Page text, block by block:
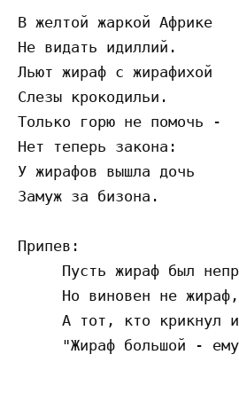
В желтой жаркой Африке
Не видать идиллий.
Льют жираф с жирафихой
Слезы крокодильи.
Только горю не помочь -
Нет теперь закона:
У жирафов вышла дочь
Замуж за бизона.
Припев:
Пусть жираф был
     Но виновен не жираф,
А тот, кто крикнул